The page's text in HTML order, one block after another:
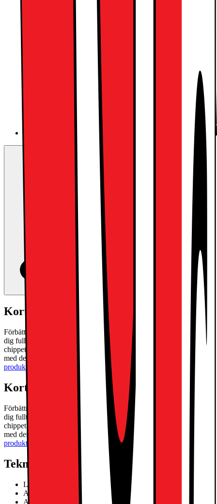
Kort om produkten
Förbättra alla dina dagliga aktiviteter med iPad Air M3 och uttryck
dig fullt ut med innovativa Apple Intelligence. Den drivs av M3-
chippet för överlägsen prestanda, och du kan ta konferenssamtal
med den främre 12 MP-kameran i liggande läge.
produkten
Kort om produkten
Förbättra alla dina dagliga aktiviteter med iPad Air M3 och uttryck
dig fullt ut med innovativa Apple Intelligence. Den drivs av M3-
chippet för överlägsen prestanda, och du kan ta konferenssamtal
med den främre 12 MP-kameran i liggande läge.
produkten
Teknisk specifikation
Liquid Retina-skärm
Apple M3 chip octa-core SoC
Apple Intelligence